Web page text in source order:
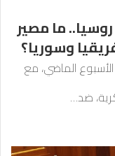
ما مصير
وسوريا؟
الماضي، مع
ضد…